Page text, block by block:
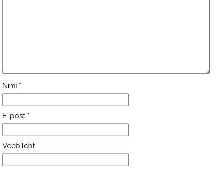
Nimi *
E-post *
Veebileht